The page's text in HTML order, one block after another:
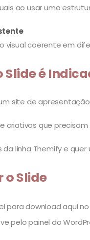
ao usar uma
visual coerente em
Slide é
site de
criativos que
linha Themify e
o Slide
para download aqui no
pelo painel do